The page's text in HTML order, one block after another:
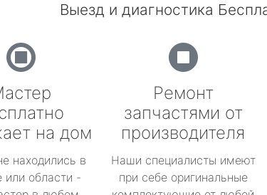
Выезд и диагностика
на дом
находились в
или области -
Ремонт
запчастями от
производителя
Наши специалисты имеют
при себе оригинальные